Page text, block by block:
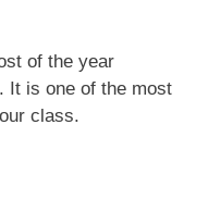
of the year
It is one of the most
class.